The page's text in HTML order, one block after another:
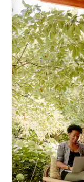
haut et vers le bas